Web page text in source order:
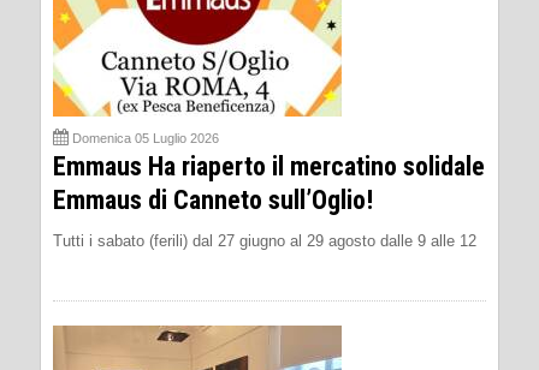
Domenica 05 Luglio 2026
Emmaus Ha riaperto il mercatino solidale
Emmaus di Canneto sull’Oglio!
Tutti i sabato (ferili) dal 27 giugno al 29 agosto dalle 9 alle 12